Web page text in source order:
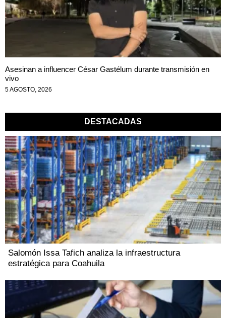
Asesinan a influencer César Gastélum durante transmisión en
vivo
5 AGOSTO, 2026
DESTACADAS
Salomón Issa Tafich analiza la infraestructura
estratégica para Coahuila